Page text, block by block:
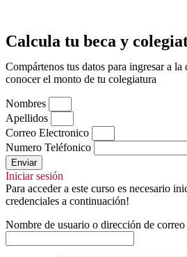
Calcula tu beca y
Compártenos tus datos para ingresar a la
conocer el monto de tu colegiatura
Nombres
Apellidos
Correo Electronico
Numero Teléfonico
Enviar
Iniciar sesión
Para acceder a este curso es necesario
credenciales a continuación!
Nombre de usuario o dirección de correo